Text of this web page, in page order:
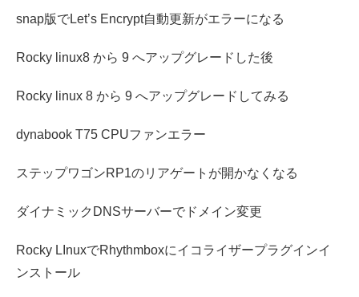
snap版でLet’s Encrypt自動更新がエラーになる
Rocky linux8 から 9 へアップグレードした後
Rocky linux 8 から 9 へアップグレードしてみる
dynabook T75 CPUファンエラー
ステップワゴンRP1のリアゲートが開かなくなる
ダイナミックDNSサーバーでドメイン変更
Rocky LInuxでRhythmboxにイコライザープラグインイ
ンストール